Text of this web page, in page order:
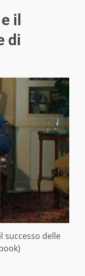
il
di
successo delle